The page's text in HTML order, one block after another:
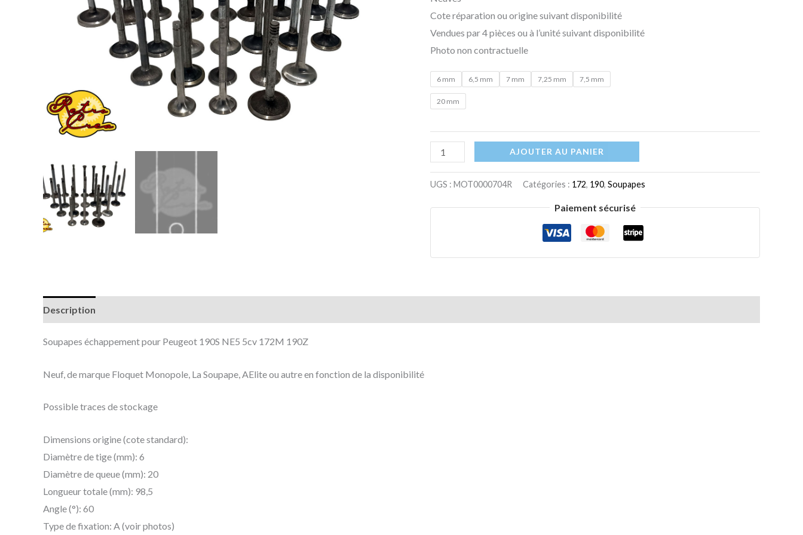
100,00 €
Cote réparation ou origine suivant disponibilité
Vendues par 4 pièces ou à l’unité suivant disponibilité
Photo non contractuelle
6 mm 6,5 mm 7 mm 7,25 mm 7,5 mm
20 mm
AJOUTER AU PANIER
UGS : MOT0000704R Catégories : 172, 190, Soupapes
Paiement sécurisé
Description
Soupapes échappement pour Peugeot 190S NE5 5cv 172M 190Z
Neuf, de marque Floquet Monopole, La Soupape, AElite ou autre en fonction de la disponibilité
Possible traces de stockage
Dimensions origine (cote standard):
Diamètre de tige (mm): 6
Diamètre de queue (mm): 20
Longueur totale (mm): 98,5
Angle (°): 60
Type de fixation: A (voir photos)